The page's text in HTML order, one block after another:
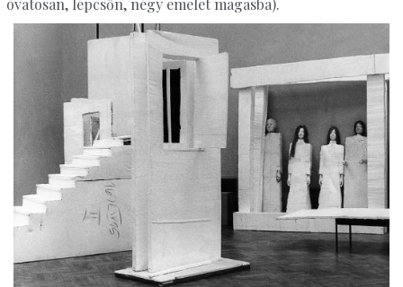
óvatosan, lépcsőn, négy emelet magasba).